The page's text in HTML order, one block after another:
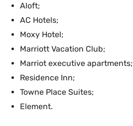
Aloft;
AC Hotels;
Moxy Hotel;
Marriott Vacation Club;
Marriot executive apartments;
Residence Inn;
Towne Place Suites;
Element.